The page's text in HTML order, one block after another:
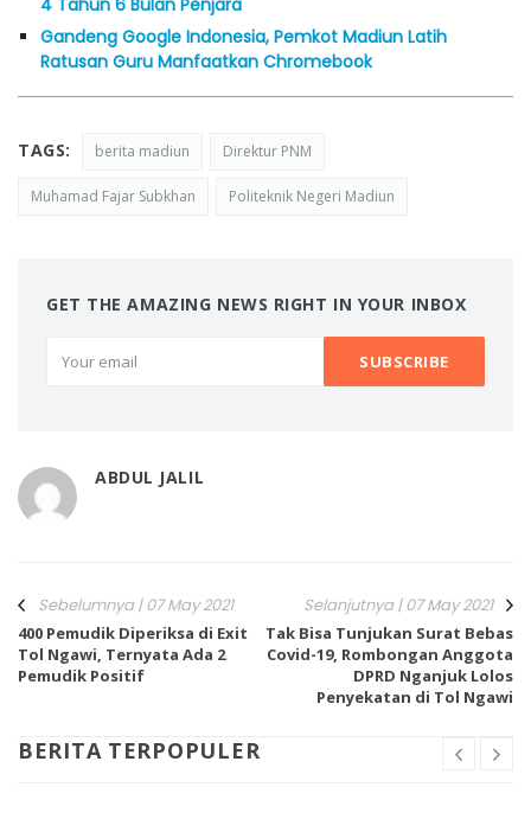
4 Tahun 6 Bulan Penjara
Gandeng Google Indonesia, Pemkot Madiun Latih
Ratusan Guru Manfaatkan Chromebook
TAGS: berita madiun Direktur PNM
Muhamad Fajar Subkhan Politeknik Negeri Madiun
GET THE AMAZING NEWS RIGHT IN YOUR INBOX
ABDUL JALIL
Sebelumnya | 07 May 2021
400 Pemudik Diperiksa di Exit
Tol Ngawi, Ternyata Ada 2
Pemudik Positif
Selanjutnya | 07 May 2021
Tak Bisa Tunjukan Surat Bebas
Covid-19, Rombongan Anggota
DPRD Nganjuk Lolos
Penyekatan di Tol Ngawi
BERITA TERPOPULER